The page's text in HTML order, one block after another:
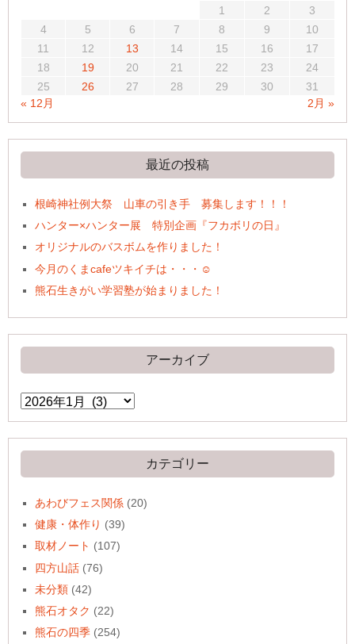
1 2
3
4
5 6 7 8 9
10
11
12 13 14 15 16
17
18
19 20 21 22 23
24
25
26 27 28 29 30
31
« 12月
2月 »
最近の投稿
根崎神社例大祭 山車の引き手 募集します！！！
ハンター×ハンター展 特別企画『フカボリの日』
オリジナルのバスボムを作りました！
今月のくまcafeツキイチは・・・☺
熊石生きがい学習塾が始まりました！
アーカイブ
ア
ー
イ
ブ
カテゴリー
あわびフェス関係 (20)
健康・体作り (39)
取材ノート (107)
四方山話 (76)
未分類 (42)
熊石オタク (22)
熊石の四季 (254)